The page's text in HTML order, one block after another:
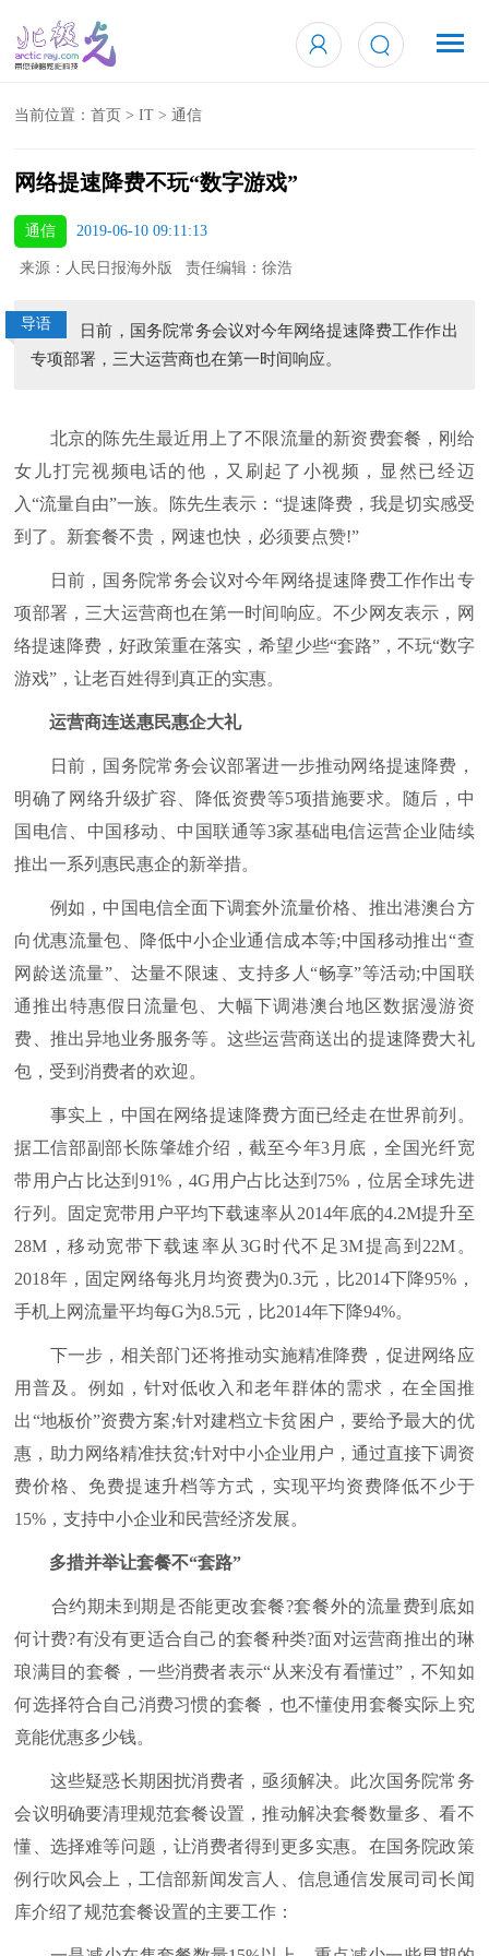
当前位置：首页 >IT >通信
网络提速降费不玩“数字游戏”
通信 2019-06-10 09:11:13
来源：人民日报海外版 责任编辑：徐浩
导语
日前，国务院常务会议对今年网络提速降费工作作出
专项部署，三大运营商也在第一时间响应。
北京的陈先生最近用上了不限流量的新资费套餐，刚给
女儿打完视频电话的他，又刷起了小视频，显然已经迈
入“流量自由”一族。陈先生表示：“提速降费，我是切实感受
到了。新套餐不贵，网速也快，必须要点赞!”
日前，国务院常务会议对今年网络提速降费工作作出专
项部署，三大运营商也在第一时间响应。不少网友表示，网
络提速降费，好政策重在落实，希望少些“套路”，不玩“数字
游戏”，让老百姓得到真正的实惠。
运营商连送惠民惠企大礼
日前，国务院常务会议部署进一步推动网络提速降费，
明确了网络升级扩容、降低资费等5项措施要求。随后，中
国电信、中国移动、中国联通等3家基础电信运营企业陆续
推出一系列惠民惠企的新举措。
例如，中国电信全面下调套外流量价格、推出港澳台方
向优惠流量包、降低中小企业通信成本等;中国移动推出“查
网龄送流量”、达量不限速、支持多人“畅享”等活动;中国联
通推出特惠假日流量包、大幅下调港澳台地区数据漫游资
费、推出异地业务服务等。这些运营商送出的提速降费大礼
包，受到消费者的欢迎。
事实上，中国在网络提速降费方面已经走在世界前列。
据工信部副部长陈肇雄介绍，截至今年3月底，全国光纤宽
带用户占比达到91%，4G用户占比达到75%，位居全球先进
行列。固定宽带用户平均下载速率从2014年底的4.2M提升至
28M，移动宽带下载速率从3G时代不足3M提高到22M。
2018年，固定网络每兆月均资费为0.3元，比2014下降95%，
手机上网流量平均每G为8.5元，比2014年下降94%。
下一步，相关部门还将推动实施精准降费，促进网络应
用普及。例如，针对低收入和老年群体的需求，在全国推
出“地板价”资费方案;针对建档立卡贫困户，要给予最大的优
惠，助力网络精准扶贫;针对中小企业用户，通过直接下调资
费价格、免费提速升档等方式，实现平均资费降低不少于
15%，支持中小企业和民营经济发展。
多措并举让套餐不“套路”
合约期未到期是否能更改套餐?套餐外的流量费到底如
何计费?有没有更适合自己的套餐种类?面对运营商推出的琳
琅满目的套餐，一些消费者表示“从来没有看懂过”，不知如
何选择符合自己消费习惯的套餐，也不懂使用套餐实际上究
竟能优惠多少钱。
这些疑惑长期困扰消费者，亟须解决。此次国务院常务
会议明确要清理规范套餐设置，推动解决套餐数量多、看不
懂、选择难等问题，让消费者得到更多实惠。在国务院政策
例行吹风会上，工信部新闻发言人、信息通信发展司司长闻
库介绍了规范套餐设置的主要工作：